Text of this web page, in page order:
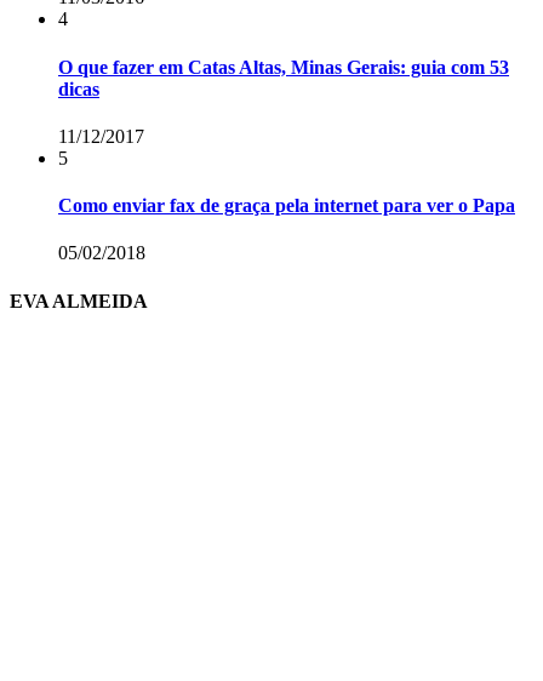
4
O que fazer em Catas Altas, Minas Gerais: guia com 53
dicas
11/12/2017
5
Como enviar fax de graça pela internet para ver o Papa
05/02/2018
EVA ALMEIDA